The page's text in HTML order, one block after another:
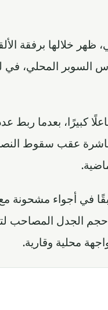
خلالها برفقة
السوبر المحلي، في
كبيرًا، بعدما ربط
عقب سقوط
في أجواء مشحونة
حجم الجدل المصاحب
محلية وقارية.